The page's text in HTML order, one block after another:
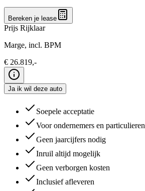
Bereken je lease
Prijs Rijklaar
Marge, incl. BPM
€ 26.819,-
Ja ik wil deze auto
Soepele acceptatie
Voor ondernemers en particulieren
Geen jaarcijfers nodig
Inruil altijd mogelijk
Geen verborgen kosten
Inclusief afleveren